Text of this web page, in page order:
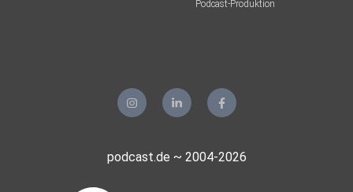
Podcast-Produktion
podcast.de ~ 2004-2026